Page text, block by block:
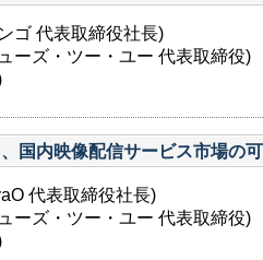
ゴ 代表取締役社長)
ーズ・ツー・ユー 代表取締役)
国内映像配信サービス市場の
代表取締役社長)
ーズ・ツー・ユー 代表取締役)